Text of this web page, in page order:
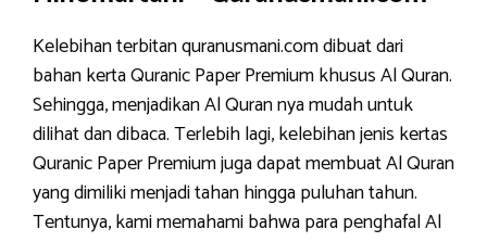
Kelebihan terbitan quranusmani.com dibuat dari
bahan kerta Quranic Paper Premium khusus Al Quran.
Sehingga, menjadikan Al Quran nya mudah untuk
dilihat dan dibaca. Terlebih lagi, kelebihan jenis kertas
Quranic Paper Premium juga dapat membuat Al Quran
yang dimiliki menjadi tahan hingga puluhan tahun.
Tentunya, kami memahami bahwa para penghafal Al